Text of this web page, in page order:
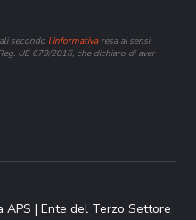
secondo l’informativaresa ai sensi
UE 679/2016, che dichiaro di aver
APS | Ente del Terzo Settore